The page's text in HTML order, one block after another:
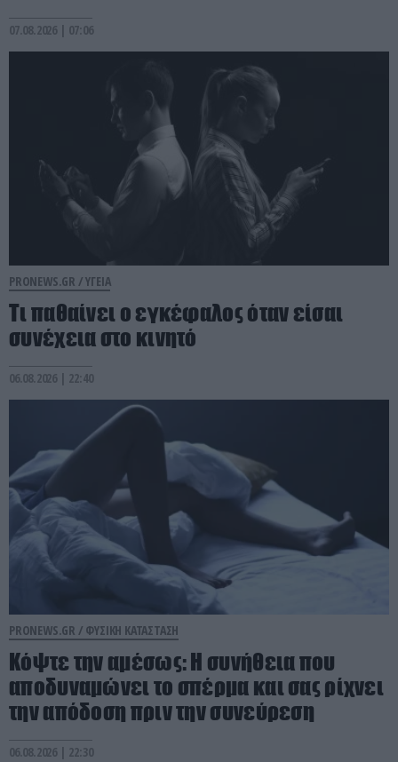
07.08.2026 | 07:06
PRONEWS.GR /ΥΓΕΙΑ
Τι παθαίνει ο εγκέφαλος όταν είσαι
συνέχεια στο κινητό
06.08.2026 | 22:40
PRONEWS.GR / ΦΥΣΙΚΗ ΚΑΤΑΣΤΑΣΗ
Κόψτε την αμέσως: H συνήθεια που
αποδυναμώνει το σπέρμα και σας ρίχνει
την απόδοση πριν την συνεύρεση
06.08.2026 | 22:30